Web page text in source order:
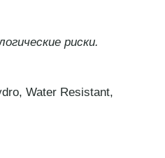
риски.
Water Resistant,